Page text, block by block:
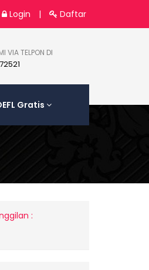
Login | Daftar
VIA TELPON DI
Gratis
: